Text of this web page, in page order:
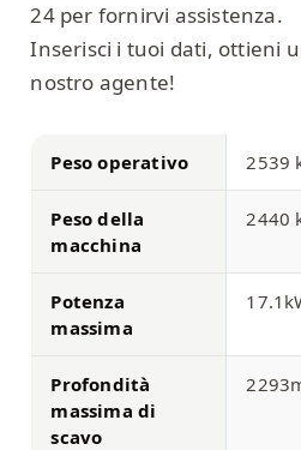
24 per fornirvi assistenza.
Inserisci i tuoi dati, ottieni
nostro agente!
Peso operativo 2539
Peso della
macchina
2440
Potenza
massima
Profondità
massima di
scavo